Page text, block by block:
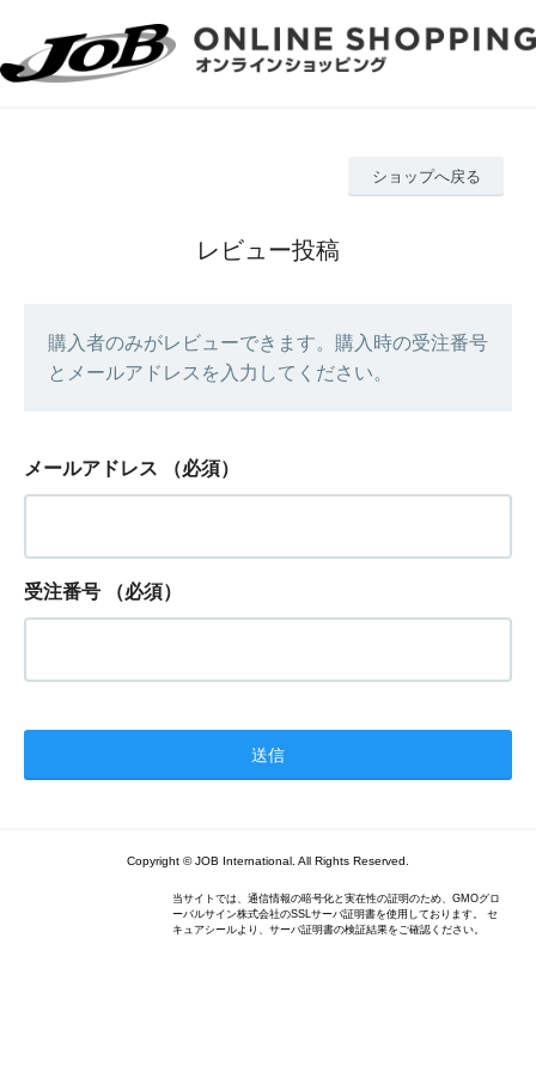
ショップへ戻る
レビュー投稿
購入者のみがレビューできます。購入時の受注番号
とメールアドレスを入力してください。
メールアドレス （必須）
受注番号 （必須）
Copyright © JOB International. All Rights Reserved.
当サイトでは、通信情報の暗号化と実在性の証明のため、GMOグロ
ーバルサイン株式会社のSSLサーバ証明書を使用しております。 セ
キュアシールより、サーバ証明書の検証結果をご確認ください。